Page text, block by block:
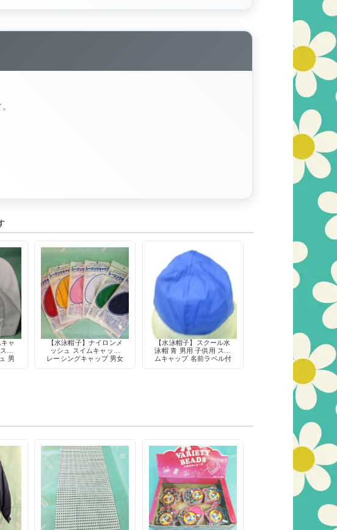
ャ
タ
男
【水泳帽子】ナイロンメ
ッシュ スイムキャップ
レーシングキャップ 男女
【水泳帽子】スクール水
泳帽 青 男用 子供用 スイ
ムキャップ 名前ラベル付